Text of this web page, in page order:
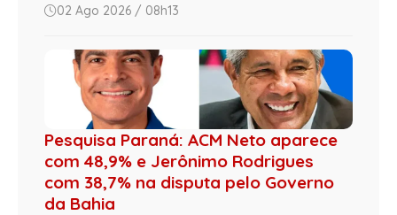
02 Ago 2026 / 08h13
Pesquisa Paraná: ACM Neto aparece
com 48,9% e Jerônimo Rodrigues
com 38,7% na disputa pelo Governo
da Bahia